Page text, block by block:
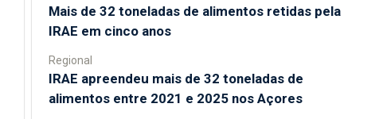
Mais de 32 toneladas de alimentos retidas pela
IRAE em cinco anos
Regional
IRAE apreendeu mais de 32 toneladas de
alimentos entre 2021 e 2025 nos Açores